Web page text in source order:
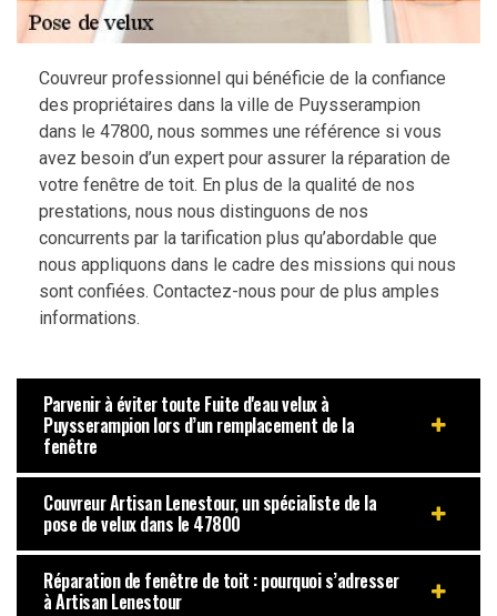
Couvreur professionnel qui bénéficie de la confiance
des propriétaires dans la ville de Puysserampion
dans le 47800, nous sommes une référence si vous
avez besoin d’un expert pour assurer la réparation de
votre fenêtre de toit. En plus de la qualité de nos
prestations, nous nous distinguons de nos
concurrents par la tarification plus qu’abordable que
nous appliquons dans le cadre des missions qui nous
sont confiées. Contactez-nous pour de plus amples
informations.
Parvenir à éviter toute Fuite d'eau velux à
Puysserampion lors d’un remplacement de la
fenêtre
Couvreur Artisan Lenestour, un spécialiste de la
pose de velux dans le 47800
Réparation de fenêtre de toit : pourquoi s’adresser
à Artisan Lenestour